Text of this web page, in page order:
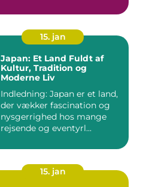
15. jan
Japan: Et Land Fuldt af
Kultur, Tradition og
Moderne Liv
Indledning: Japan er et land,
der vækker fascination og
nysgerrighed hos mange
rejsende og eventyrl...
15. jan